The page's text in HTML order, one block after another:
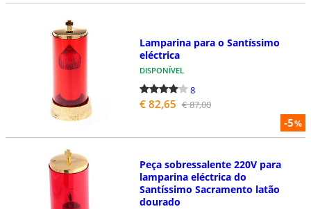
-5%
Lamparina para o Santíssimo
eléctrica
DISPONÍVEL
8
€ 82,65 € 87,00
Peça sobressalente 220V para
lamparina eléctrica do
Santíssimo Sacramento latão
dourado